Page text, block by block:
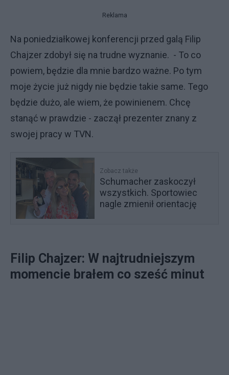
Reklama
Na poniedziałkowej konferencji przed galą Filip
Chajzer zdobył się na trudne wyznanie. - To co
powiem, będzie dla mnie bardzo ważne. Po tym
moje życie już nigdy nie będzie takie same. Tego
będzie dużo, ale wiem, że powinienem. Chcę
stanąć w prawdzie - zaczął prezenter znany z
swojej pracy w TVN.
Zobacz także
Schumacher zaskoczył
wszystkich. Sportowiec
nagle zmienił orientację
Filip Chajzer: W najtrudniejszym
momencie brałem co sześć minut